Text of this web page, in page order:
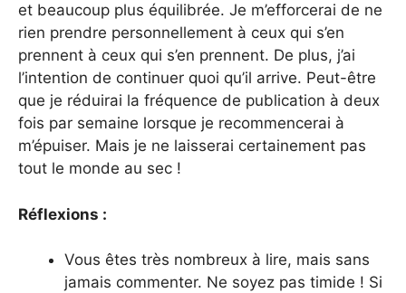
et beaucoup plus équilibrée. Je m’efforcerai de ne
rien prendre personnellement à ceux qui s’en
prennent à ceux qui s’en prennent. De plus, j’ai
l’intention de continuer quoi qu’il arrive. Peut-être
que je réduirai la fréquence de publication à deux
fois par semaine lorsque je recommencerai à
m’épuiser. Mais je ne laisserai certainement pas
tout le monde au sec !
Réflexions :
Vous êtes très nombreux à lire, mais sans
jamais commenter. Ne soyez pas timide ! Si